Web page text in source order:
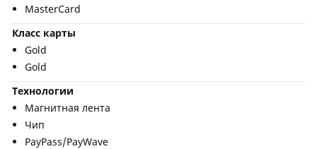
MasterCard
Класс карты
Gold
Gold
Технологии
Магнитная лента
Чип
PayPass/PayWave